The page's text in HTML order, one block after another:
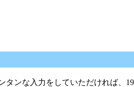
ンな入力をしていただければ